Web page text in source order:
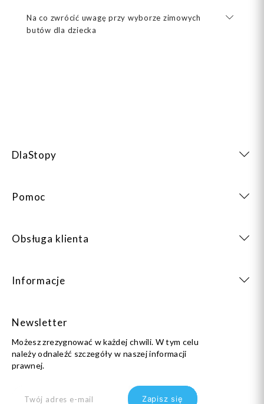
Na co zwrócić uwagę przy wyborze zimowych
butów dla dziecka
DlaStopy
Pomoc
Obsługa klienta
Informacje
Newsletter
Możesz zrezygnować w każdej chwili. W tym celu
należy odnaleźć szczegóły w naszej informacji
prawnej.